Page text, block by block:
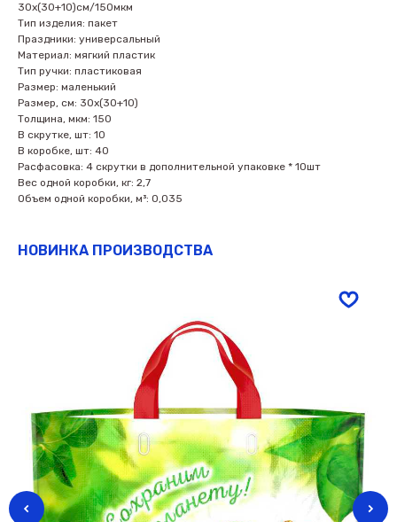
30х(30+10)см/150мкм
Тип изделия: пакет
Праздники: универсальный
Материал: мягкий пластик
Тип ручки: пластиковая
Размер: маленький
Размер, см: 30х(30+10)
Толщина, мкм: 150
В скрутке, шт: 10
В коробке, шт: 40
Расфасовка: 4 скрутки в дополнительной упаковке * 10шт
Вес одной коробки, кг: 2,7
Объем одной коробки, м³: 0,035
НОВИНКА ПРОИЗВОДСТВА